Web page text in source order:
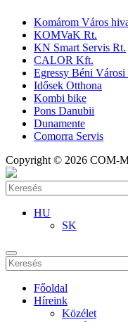
Komárom Város
KOMVaK Rt.
KN Smart Servis Rt.
CALOR Kft.
Egressy Béni
Idősek Otthona
Kombi bike
Pons Danubii
Dunamente
Comorra Servis
Copyright © 2026 COM-
HU
SK
Főoldal
Híreink
Közélet